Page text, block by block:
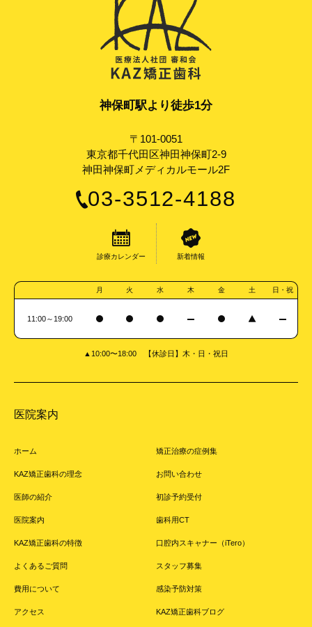
神保町駅より徒歩1分
〒101-0051
東京都千代田区神田神保町2-9
神田神保町メディカルモール2F
03-3512-4188
診療カレンダー 新着情報
月 火 水 木 金 土 日・祝
11:00～19:00
▲10:00〜18:00 【休診日】木・日・祝日
医院案内
ホーム
KAZ矯正歯科の理念
医師の紹介
医院案内
KAZ矯正歯科の特徴
よくあるご質問
費用について
アクセス
矯正治療の症例集
お問い合わせ
初診予約受付
歯科用CT
口腔内スキャナー（iTero）
スタッフ募集
感染予防対策
KAZ矯正歯科ブログ